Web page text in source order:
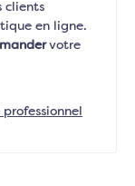
clients
en ligne.
votre